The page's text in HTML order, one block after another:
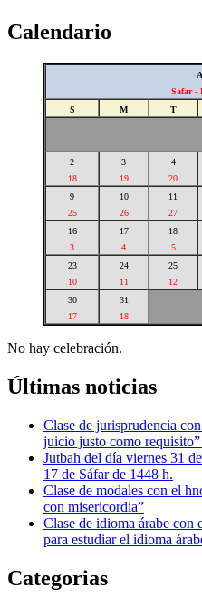
Calendario
Safar -
S
M T
2
18
3
19
4
20
9
25
10
26
11
27
16
3
17
4
18
5
23
10
24
11
25
12
30
17
31
18
No hay celebración.
Últimas noticias
Clase de jurisprudencia
juicio justo como requisito”
Jutbah del día viernes 31
17 de Sáfar de 1448 h.
Clase de modales con el
con misericordia”
Clase de idioma árabe con
para estudiar el idioma
Categorias